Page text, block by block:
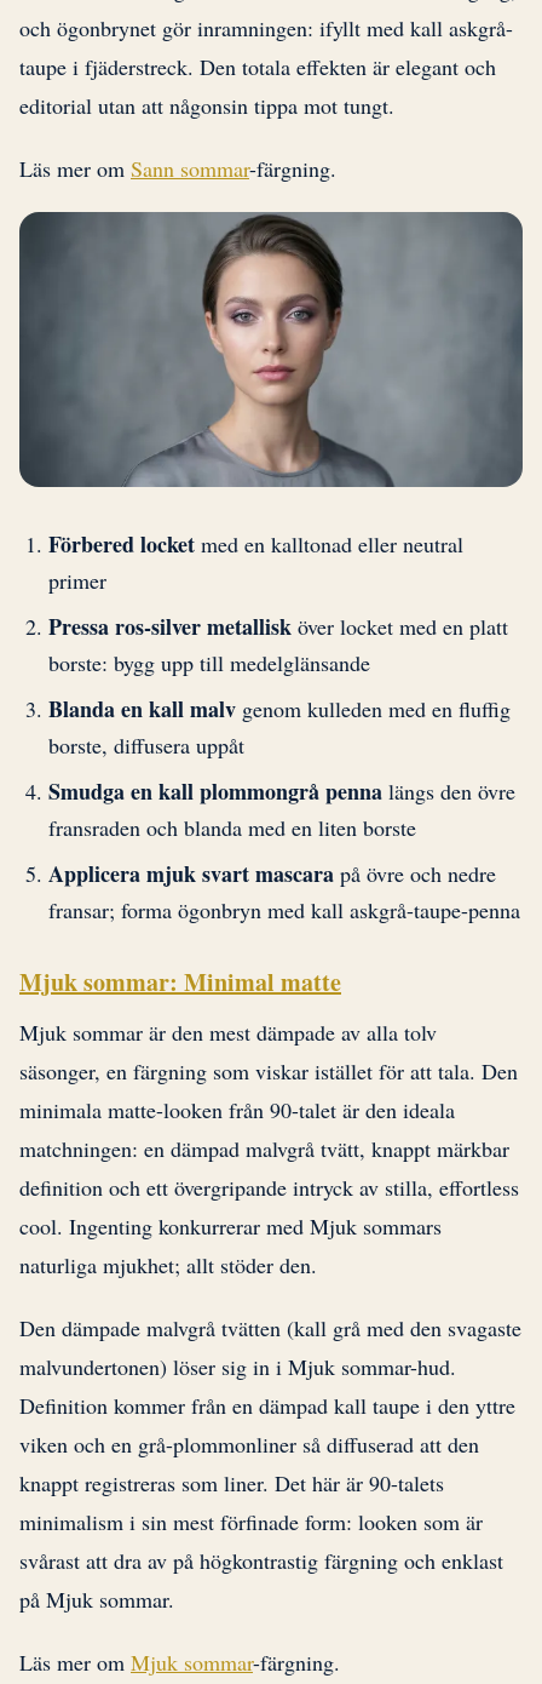
och ögonbrynet gör inramningen: ifyllt med kall askgrå-
taupe i fjäderstreck. Den totala effekten är elegant och
editorial utan att någonsin tippa mot tungt.
Läs mer om Sann sommar-färgning.
Förbered locket med en kalltonad eller neutral
primer
Pressa ros-silver metallisk över locket med en platt
borste: bygg upp till medelglänsande
Blanda en kall malv genom kulleden med en fluffig
borste, diffusera uppåt
Smudga en kall plommongrå penna längs den övre
fransraden och blanda med en liten borste
Applicera mjuk svart mascara på övre och nedre
fransar; forma ögonbryn med kall askgrå-taupe-penna
Mjuk sommar: Minimal matte
Mjuk sommar är den mest dämpade av alla tolv
säsonger, en färgning som viskar istället för att tala. Den
minimala matte-looken från 90-talet är den ideala
matchningen: en dämpad malvgrå tvätt, knappt märkbar
definition och ett övergripande intryck av stilla, effortless
cool. Ingenting konkurrerar med Mjuk sommars
naturliga mjukhet; allt stöder den.
Den dämpade malvgrå tvätten (kall grå med den svagaste
malvundertonen) löser sig in i Mjuk sommar-hud.
Definition kommer från en dämpad kall taupe i den yttre
viken och en grå-plommonliner så diffuserad att den
knappt registreras som liner. Det här är 90-talets
minimalism i sin mest förfinade form: looken som är
svårast att dra av på högkontrastig färgning och enklast
på Mjuk sommar.
Läs mer om Mjuk sommar-färgning.